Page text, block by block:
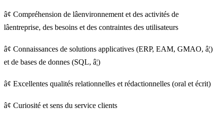
â¢ Compréhension de lâenvironnement et des activités de
lâentreprise, des besoins et des contraintes des utilisateurs
â¢ Connaissances de solutions applicatives (ERP, EAM, GMAO, â¦)
et de bases de donnes (SQL, â¦)
â¢ Excellentes qualités relationnelles et rédactionnelles (oral et écrit)
â¢ Curiosité et sens du service clients